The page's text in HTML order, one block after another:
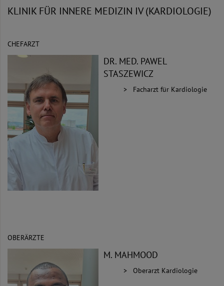
KLINIK FÜR INNERE MEDIZIN IV (KARDIOLOGIE)
CHEFARZT
DR. MED. PAWEL
STASZEWICZ
Facharzt für Kardiologie
OBERÄRZTE
M. MAHMOOD
Oberarzt Kardiologie